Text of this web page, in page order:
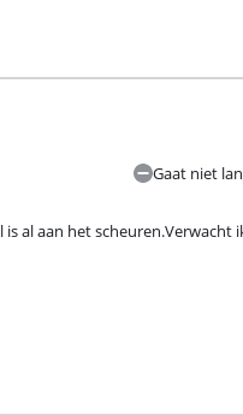
Gaat niet
al aan het scheuren.Verwacht